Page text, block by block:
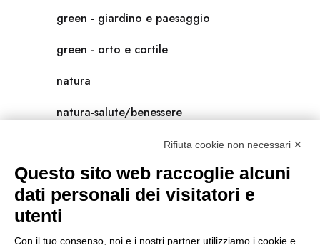
green - giardino e paesaggio
green - orto e cortile
natura
natura-salute/benessere
scienza
universolocale
viedellaseta
Rifiuta cookie non necessari ✕
Questo sito web raccoglie alcuni
dati personali dei visitatori e
utenti
Con il tuo consenso, noi e i nostri partner utilizziamo i cookie e